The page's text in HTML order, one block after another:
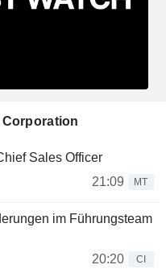
Sales Officer
21:09
MT
im Führungsteam
20:20
CI